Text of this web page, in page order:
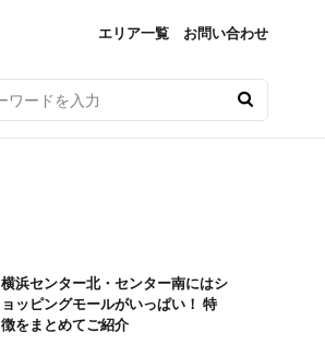
エリア一覧 お問い合わせ
横浜センター北・センター南にはシ
ョッピングモールがいっぱい！ 特
徴をまとめてご紹介